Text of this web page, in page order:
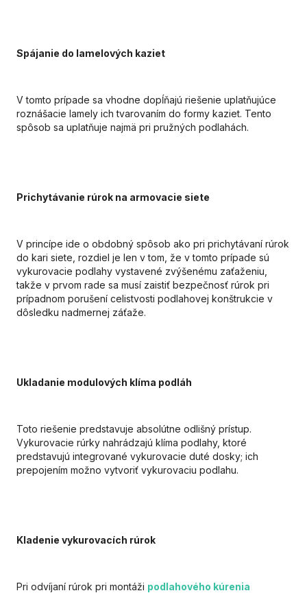
Spájanie do lamelových kaziet
V tomto prípade sa vhodne dopĺňajú riešenie uplatňujúce
roznášacie lamely ich tvarovaním do formy kaziet. Tento
spôsob sa uplatňuje najmä pri pružných podlahách.
Prichytávanie rúrok na armovacie siete
V princípe ide o obdobný spôsob ako pri prichytávaní rúrok
do kari siete, rozdiel je len v tom, že v tomto prípade sú
vykurovacie podlahy vystavené zvýšenému zaťaženiu,
takže v prvom rade sa musí zaistiť bezpečnosť rúrok pri
prípadnom porušení celistvosti podlahovej konštrukcie v
dôsledku nadmernej záťaže.
Ukladanie modulových klíma podláh
Toto riešenie predstavuje absolútne odlišný prístup.
Vykurovacie rúrky nahrádzajú klíma podlahy, ktoré
predstavujú integrované vykurovacie duté dosky; ich
prepojením možno vytvoriť vykurovaciu podlahu.
Kladenie vykurovacích rúrok
Pri odvíjaní rúrok pri montáži podlahového kúrenia